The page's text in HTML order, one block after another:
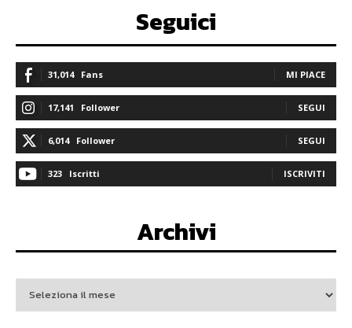
Seguici
31,014 Fans MI PIACE
17,141 Follower SEGUI
6,014 Follower SEGUI
323 Iscritti ISCRIVITI
Archivi